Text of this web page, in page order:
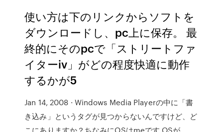
使い方は下のリンクからソフトを
ダウンロードし、pc上に保存。 最
終的にそのpcで「ストリートファ
イターiv」がどの程度快適に動作
するかが5
Jan 14, 2008 · Windows Media Playerの中に「書
き込み」というタグが見つからないんですけど、ど
こにありますか？ちなみにOSはmeです OSが